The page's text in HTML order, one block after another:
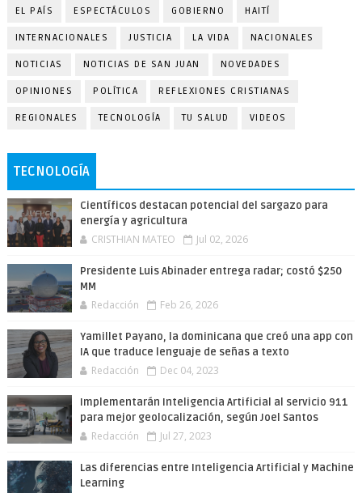
EL PAÍS ESPECTÁCULOS GOBIERNO HAITÍ
INTERNACIONALES JUSTICIA LA VIDA NACIONALES
NOTICIAS NOTICIAS DE SAN JUAN NOVEDADES
OPINIONES POLÍTICA REFLEXIONES CRISTIANAS
REGIONALES TECNOLOGÍA TU SALUD VIDEOS
TECNOLOGÍA
Científicos destacan potencial del sargazo para
energía y agricultura
CRISTHIAN MATEO Jul 02, 2026
Presidente Luis Abinader entrega radar; costó $250
MM
Redacción Feb 26, 2026
Yamillet Payano, la dominicana que creó una app con
IA que traduce lenguaje de señas a texto
Redacción Dec 04, 2023
Implementarán Inteligencia Artificial al servicio 911
para mejor geolocalización, según Joel Santos
Redacción Jul 27, 2023
Las diferencias entre Inteligencia Artificial y Machine
Learning